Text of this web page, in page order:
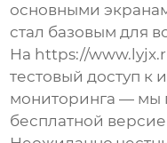
основными
стал базовым для
На https://
тестовый доступ к
мониторинга — мы
бесплатной